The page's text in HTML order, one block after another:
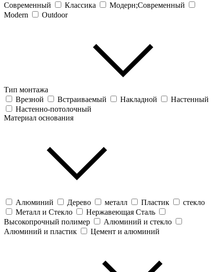
Современный
Классика
Модерн;Современный
Modern
Outdoor
Тип монтажа
Врезной
Встраиваемый Накладной
Настенный
Настенно-потолочный
Материал основания
Алюминий Дерево металл Пластик
стекло
Металл и Стекло
Нержавеющая Сталь
Высокопрочный полимер
Алюминий и стекло
Алюминий и пластик
Цемент и алюминий